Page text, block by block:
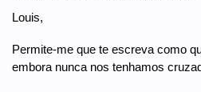
Louis,
Permite-me que te escreva como
embora nunca nos tenhamos